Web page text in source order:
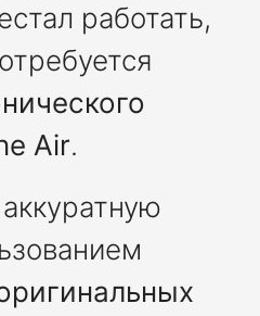
работать,
Air.